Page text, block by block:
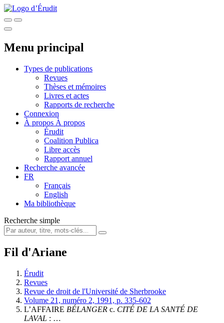
Menu principal
Types de publications
Revues
Thèses et mémoires
Livres et actes
Rapports de recherche
Connexion
À propos À propos
Érudit
Coalition Publica
Libre accès
Rapport annuel
Recherche avancée
FR
Français
English
Ma bibliothèque
Recherche simple
Fil d'Ariane
Érudit
Revues
Revue de droit de l'Université de Sherbrooke
Volume 21, numéro 2, 1991, p. 335-602
L’AFFAIRE BÉLANGER c. CITÉ DE LA SANTÉ DE
LAVAL : …